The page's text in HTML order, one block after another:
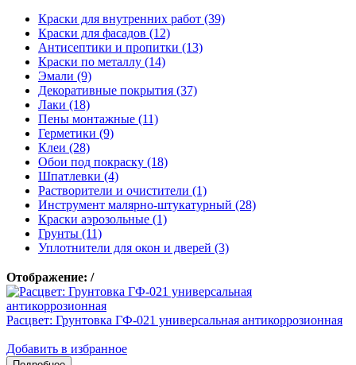
Краски для внутренних работ (39)
Краски для фасадов (12)
Антисептики и пропитки (13)
Краски по металлу (14)
Эмали (9)
Декоративные покрытия (37)
Лаки (18)
Пены монтажные (11)
Герметики (9)
Клеи (28)
Обои под покраску (18)
Шпатлевки (4)
Растворители и очистители (1)
Инструмент малярно-штукатурный (28)
Краски аэрозольные (1)
Грунты (11)
Уплотнители для окон и дверей (3)
Отображение: /
Расцвет: Грунтовка ГФ-021 универсальная антикоррозионная
Добавить в избранное